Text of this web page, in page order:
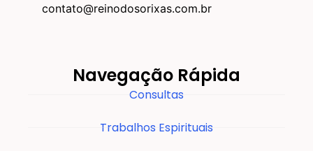
contato@reinodosorixas.com.br
Navegação Rápida
Consultas
Trabalhos Espirituais